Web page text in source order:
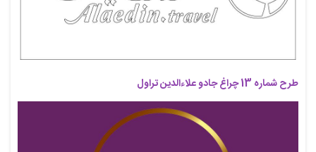
طرح شماره 13 چراغ جادو علاءالدین تراول